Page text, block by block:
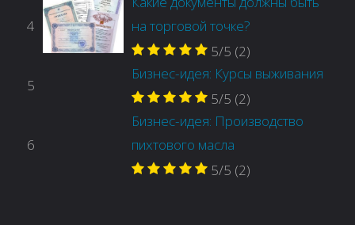
4
на торговой точке?
5/5 (2)
5
Бизнес-идея: Курсы выживания
5/5 (2)
6
Бизнес-идея: Производство
пихтового масла
5/5 (2)